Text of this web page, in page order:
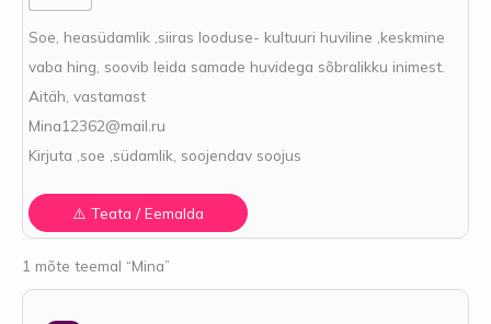
Soe, heasüdamlik ,siiras looduse- kultuuri huviline ,keskmine
vaba hing, soovib leida samade huvidega sõbralikku inimest.
Aitäh, vastamast
Mina12362@mail.ru
Kirjuta ,soe ,südamlik, soojendav soojus
1 mõte teemal “Mina”